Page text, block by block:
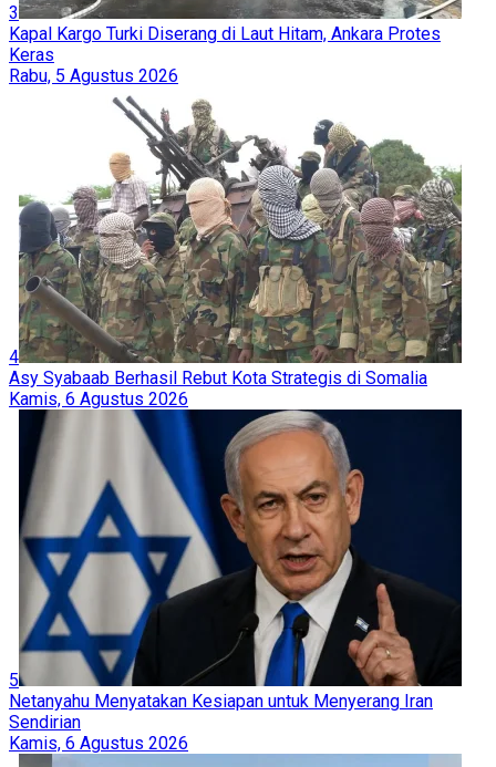
3
Kapal Kargo Turki Diserang di Laut Hitam, Ankara Protes
Keras
Rabu, 5 Agustus 2026
4
Asy Syabaab Berhasil Rebut Kota Strategis di Somalia
Kamis, 6 Agustus 2026
5
Netanyahu Menyatakan Kesiapan untuk Menyerang Iran
Sendirian
Kamis, 6 Agustus 2026